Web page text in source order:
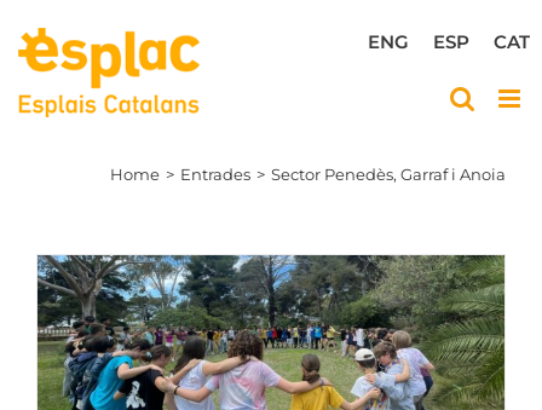
content
CAT
ESP
ENG
Home Entrades Sector Penedès, Garraf i Anoia